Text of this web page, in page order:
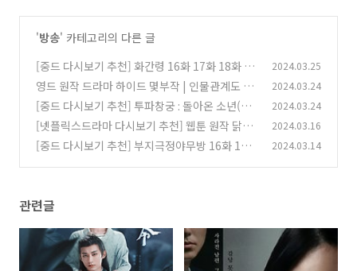
'방송' 카테고리의 다른 글
[중드 다시보기 추천] 화간령 16화 17화 18화 줄
거리 결말 등장인물 쥐징이 류학의 오가이 (0)
2024.03.25
영드 원작 드라마 하이드 몇부작 | 인물관계도 |
줄거리 | 결말 | 재방송시간 | 등장인물 이보영 이
무생 이청아 이민재 (0)
2024.03.24
[중드 다시보기 추천] 투파창궁 : 돌아온 소년(자
소년귀래) 32화 33화 34화 줄거리 결말 등장인
물 하락락 정소형 노욱효
(0)
2024.03.24
[넷플릭스드라마 다시보기 추천] 웹툰 원작 닭강
정 몇부작 | 줄거리 | 결말 | 등장인물 류승룡 안재
2024.03.16
[중드 다시보기 추천] 부지극정야무방 16화 17화
2024.03.14
관련글